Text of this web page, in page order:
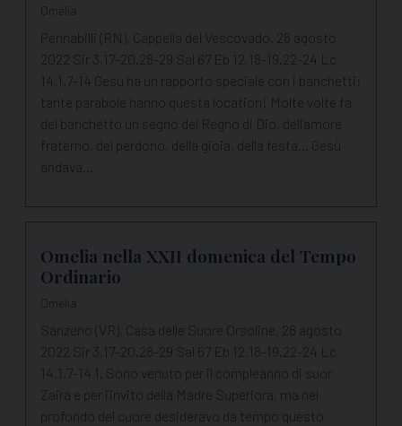
Omelia
Pennabilli (RN), Cappella del Vescovado, 28 agosto
2022 Sir 3,17-20.28-29 Sal 67 Eb 12,18-19.22-24 Lc
14,1.7-14 Gesù ha un rapporto speciale con i banchetti:
tante parabole hanno questa location! Molte volte fa
del banchetto un segno del Regno di Dio, dell’amore
fraterno, del perdono, della gioia, della festa... Gesù
andava…
Omelia nella XXII domenica del Tempo
Ordinario
Omelia
Sanzeno (VR), Casa delle Suore Orsoline, 28 agosto
2022 Sir 3,17-20.28-29 Sal 67 Eb 12,18-19.22-24 Lc
14,1.7-14 1. Sono venuto per il compleanno di suor
Zaira e per l’invito della Madre Superiora, ma nel
profondo del cuore desideravo da tempo questo